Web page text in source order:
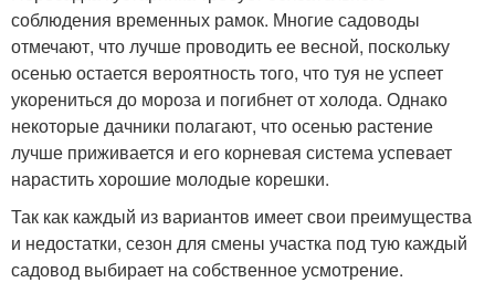
соблюдения временных рамок. Многие садоводы
отмечают, что лучше проводить ее весной, поскольку
осенью остается вероятность того, что туя не успеет
укорениться до мороза и погибнет от холода. Однако
некоторые дачники полагают, что осенью растение
лучше приживается и его корневая система успевает
нарастить хорошие молодые корешки.
Так как каждый из вариантов имеет свои преимущества
и недостатки, сезон для смены участка под тую каждый
садовод выбирает на собственное усмотрение.